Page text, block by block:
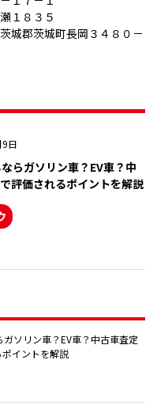
１８３５
城郡茨城町長岡３４８０－
日
らガソリン車？EV車？中
評価されるポイントを解説
ガソリン車？EV車？中古車査定
イントを解説